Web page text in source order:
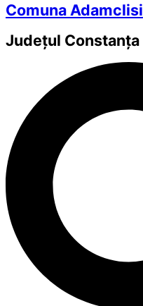
Comuna Adamclisi
Județul Constanța